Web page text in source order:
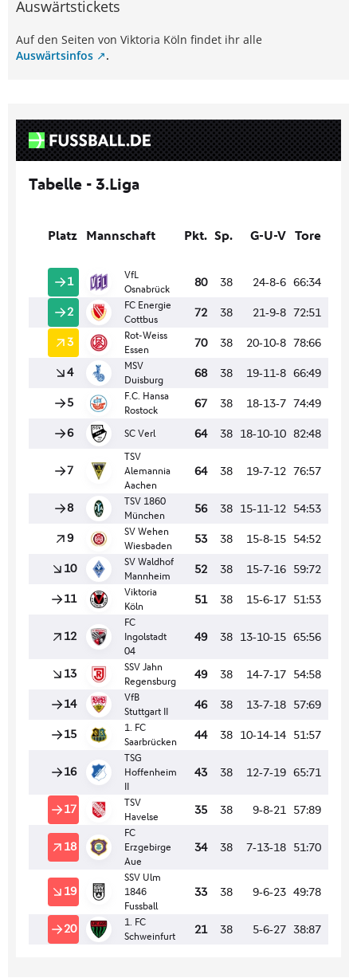
Auswärtstickets
Auf den Seiten von Viktoria Köln findet ihr alle
Auswärtsinfos
.